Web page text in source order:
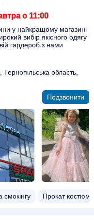
о 11:00
у найкращому магазині
вибір якісного одягу
гардероб з нами
область,
Подзвонити
Прокат